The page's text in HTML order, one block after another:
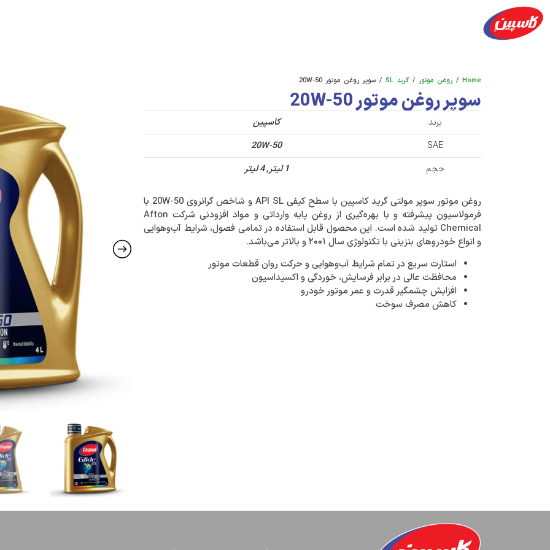
Home
/ روغن موتور / گرید SL / سوپر روغن موتور 20W-50
سوپر روغن موتور 20W-50
برند
کاسپین
SAE
20W-50
حجم
1 لیتر, 4 لیتر
روغن موتور سوپر مولتی گرید کاسپین با سطح کیفی API SL و شاخص گرانروی 20W-50
با
فرمولاسیون پیشرفته و با بهره‌گیری از روغن پایه وارداتی و مواد افزودنی
شرکت Afton
Chemical تولید شده است. این محصول قابل استفاده در تمامی فصول، شرایط آب‌وهوایی
و انواع خودروهای بنزینی با تکنولوژی سال ۲۰۰۱ و بالاتر می‌باشد.
استارت سریع در تمام شرایط آب‌وهوایی و حرکت روان قطعات موتور
محافظت عالی در برابر فرسایش، خوردگی و اکسیداسیون
افزایش چشمگیر قدرت و عمر موتور خودرو
کاهش مصرف سوخت